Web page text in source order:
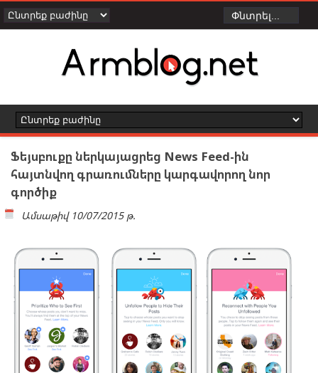
Ֆեյսբուքը ներկայացրեց News Feed-ին
հայտնվող գրառումները կարգավորող նոր
գործիք
Ամսաթիվ 10/07/2015 թ.